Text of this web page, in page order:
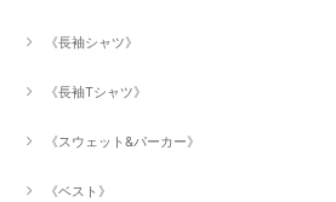
《長袖シャツ》
《長袖Tシャツ》
《スウェット&パーカー》
《ベスト》